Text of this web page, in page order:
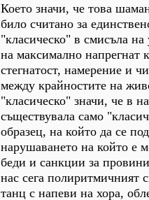
Което значи, че това
било считано за
"класическо" в смисъла на
на максимално напрегнат
стегнатост, намерение и
между крайностите на
"класическо" значи, че в
съществувала само
образец, на който да се
нарушаването на който е
беди и санкции за
нас сега полиритмичният
танц с напеви на хора,